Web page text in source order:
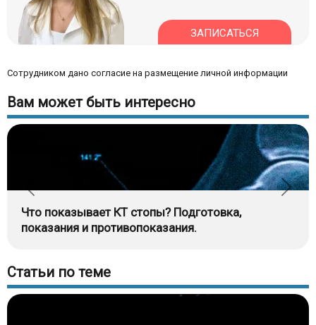
ЗАПИСАТЬСЯ
Сотрудником дано согласие на размещение личной информации
Вам может быть интересно
Что показывает КТ стопы? Подготовка,
показания и противопоказания.
Статьи по теме